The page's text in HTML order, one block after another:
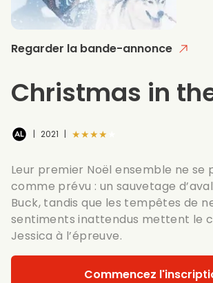
Regarder la bande-annonce
Christmas in
| 2021 | ★★★★★
Leur premier Noël ensemble ne se
comme prévu : un sauvetage
Buck, tandis que les tempêtes de
sentiments inattendus mettent le
Jessica à l’épreuve.
Commencez